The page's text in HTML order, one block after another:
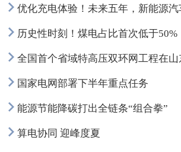
优化充电体验！未来五年，新能源汽车充电全面
历史性时刻！煤电占比首次低于50%，新能源已
全国首个省域特高压双环网工程在山东全线
国家电网部署下半年重点任务
能源节能降碳打出全链条“组合拳”
算电协同 迎峰度夏